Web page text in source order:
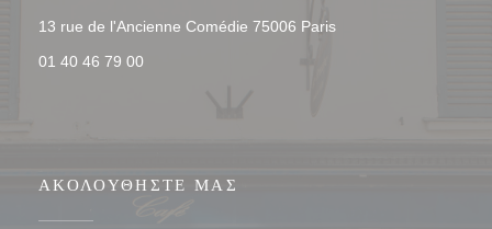
13 rue de l'Ancienne Comédie 75006 Paris((ανοίγει σε νέο
01 40 46 79 00
ΑΚΟΛΟΥΘΉΣΤΕ ΜΑΣ